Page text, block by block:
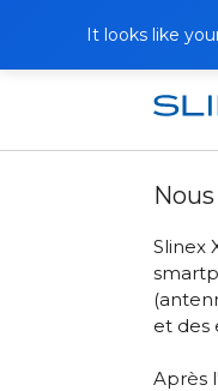
It looks like
Slinex
et des
Après